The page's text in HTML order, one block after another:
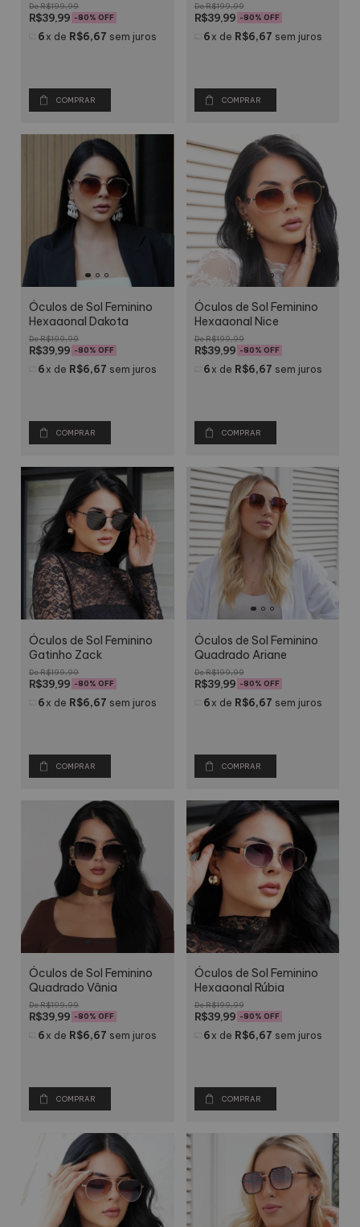
R$199,99
R$39,99 -80% OFF
6 x de R$6,67 sem juros
COMPRAR
R$199,99
R$39,99 -80% OFF
6 x de R$6,67 sem juros
COMPRAR
Óculos de Sol Feminino
Hexagonal Dakota
R$199,99
R$39,99 -80% OFF
6 x de R$6,67 sem juros
COMPRAR
Óculos de Sol Feminino
Hexagonal Nice
R$199,99
R$39,99 -80% OFF
6 x de R$6,67 sem juros
COMPRAR
Óculos de Sol Feminino
Gatinho Zack
R$199,99
R$39,99 -80% OFF
6 x de R$6,67 sem juros
COMPRAR
Óculos de Sol Feminino
Quadrado Ariane
R$199,99
R$39,99 -80% OFF
6 x de R$6,67 sem juros
COMPRAR
Óculos de Sol Feminino
Quadrado Vânia
R$199,99
R$39,99 -80% OFF
6 x de R$6,67 sem juros
COMPRAR
Óculos de Sol Feminino
Hexagonal Rúbia
R$199,99
R$39,99 -80% OFF
6 x de R$6,67 sem juros
COMPRAR